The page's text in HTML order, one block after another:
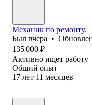
Механик по ремонту.
Был вчера •
135 000 ₽
Активно ищет работу
Общий опыт
17 лет 11 месяцев